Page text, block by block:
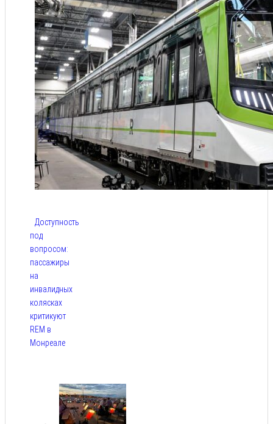
Доступность
под
вопросом:
пассажиры
на
инвалидных
колясках
критикуют
REM в
Монреале